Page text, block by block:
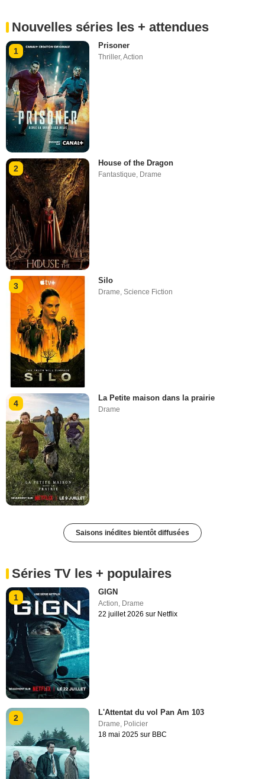
Nouvelles séries les + attendues
1
Prisoner
Thriller,Action
2
House of the Dragon
Fantastique, Drame
3
Silo
Drame,Science Fiction
4
La Petite maison dans la prairie
Drame
Saisons inédites bientôt diffusées
Séries TV les + populaires
1
GIGN
Action Drame
22 juillet 2026 sur Netflix
2
L'Attentat du vol Pan Am 103
Drame, Policier
18 mai 2025 sur BBC